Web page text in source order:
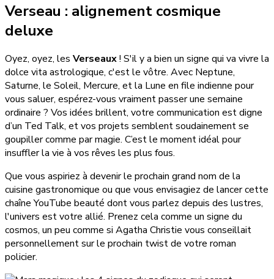
Verseau : alignement cosmique
deluxe
Oyez, oyez, les Verseaux! S'il y a bien un signe qui va vivre la
dolce vita astrologique, c'est le vôtre. Avec Neptune,
Saturne, le Soleil, Mercure, et la Lune en file indienne pour
vous saluer, espérez-vous vraiment passer une semaine
ordinaire ? Vos idées brillent, votre communication est digne
d’un Ted Talk, et vos projets semblent soudainement se
goupiller comme par magie. C’est le moment idéal pour
insuffler la vie à vos rêves les plus fous.
Que vous aspiriez à devenir le prochain grand nom de la
cuisine gastronomique ou que vous envisagiez de lancer cette
chaîne YouTube beauté dont vous parlez depuis des lustres,
l'univers est votre allié. Prenez cela comme un signe du
cosmos, un peu comme si Agatha Christie vous conseillait
personnellement sur le prochain twist de votre roman
policier.